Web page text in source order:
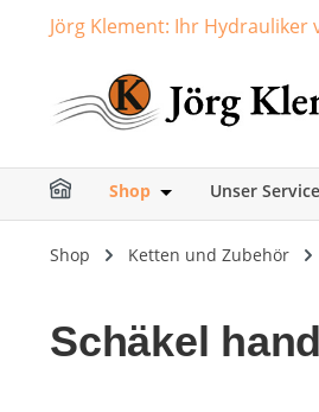
Zur Hauptnavigation
Jörg Klement: Ihr Hydrauliker
Shop Öffne oderUnser Service
Shop Ketten und Zubehör
Schäkel